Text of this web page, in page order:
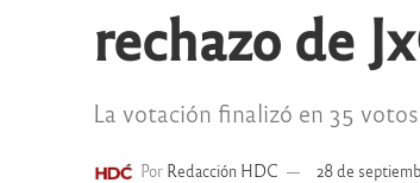
rechazo de
La votación finalizó en 35
Por Redacción HDC 28 de